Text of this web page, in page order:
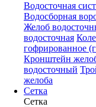
Водосточная
Водосборная
Желоб
водосточная
гофрированное
Кронштейн
водосточный
желоба
Сетка
Сетка